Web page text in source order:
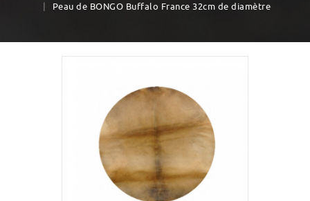
| Peau de BONGO Buffalo France 32cm de diamètre